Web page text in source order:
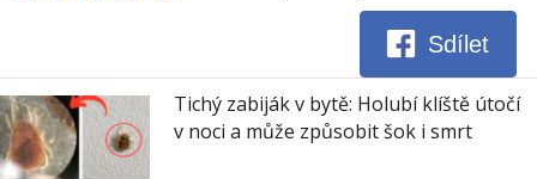
Sdílet
Tichý zabiják v bytě: Holubí klíště útočí
v noci a může způsobit šok i smrt